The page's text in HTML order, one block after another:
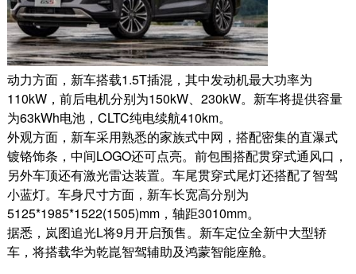
动力方面，新车搭载1.5T插混，其中发动机最大功率为
110kW，前后电机分别为150kW、230kW。新车将提供容量
为63kWh电池，CLTC纯电续航410km。
外观方面，新车采用熟悉的家族式中网，搭配密集的直瀑式
镀铬饰条，中间LOGO还可点亮。前包围搭配贯穿式通风口，
另外车顶还有激光雷达装置。车尾贯穿式尾灯还搭配了智驾
小蓝灯。车身尺寸方面，新车长宽高分别为
5125*1985*1522(1505)mm，轴距3010mm。
据悉，岚图追光L将9月开启预售。新车定位全新中大型轿
车，将搭载华为乾崑智驾辅助及鸿蒙智能座舱。